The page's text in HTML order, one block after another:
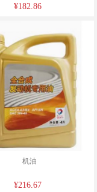
¥182.86
机油
¥216.67